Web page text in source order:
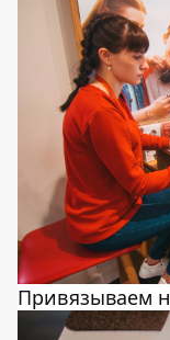
Привязываем